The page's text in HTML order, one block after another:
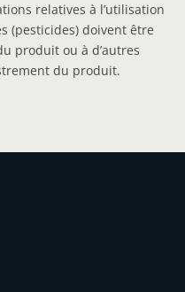
relatives à l’utilisation
(pesticides) doivent être
produit ou à d’autres
du produit.